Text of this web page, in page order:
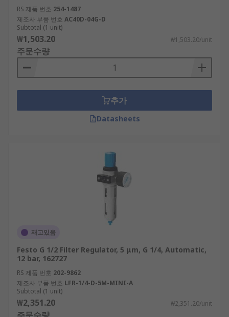
RS 제품 번호 254-1487
제조사 부품 번호 AC40D-04G-D
Subtotal (1 unit)
₩1,503.20 ₩1,503.20/unit
주문수량
추가
Datasheets
재고있음
Festo G 1/2 Filter Regulator, 5 μm, G 1/4, Automatic,
12 bar, 162727
RS 제품 번호 202-9862
제조사 부품 번호 LFR-1/4-D-5M-MINI-A
Subtotal (1 unit)
₩2,351.20 ₩2,351.20/unit